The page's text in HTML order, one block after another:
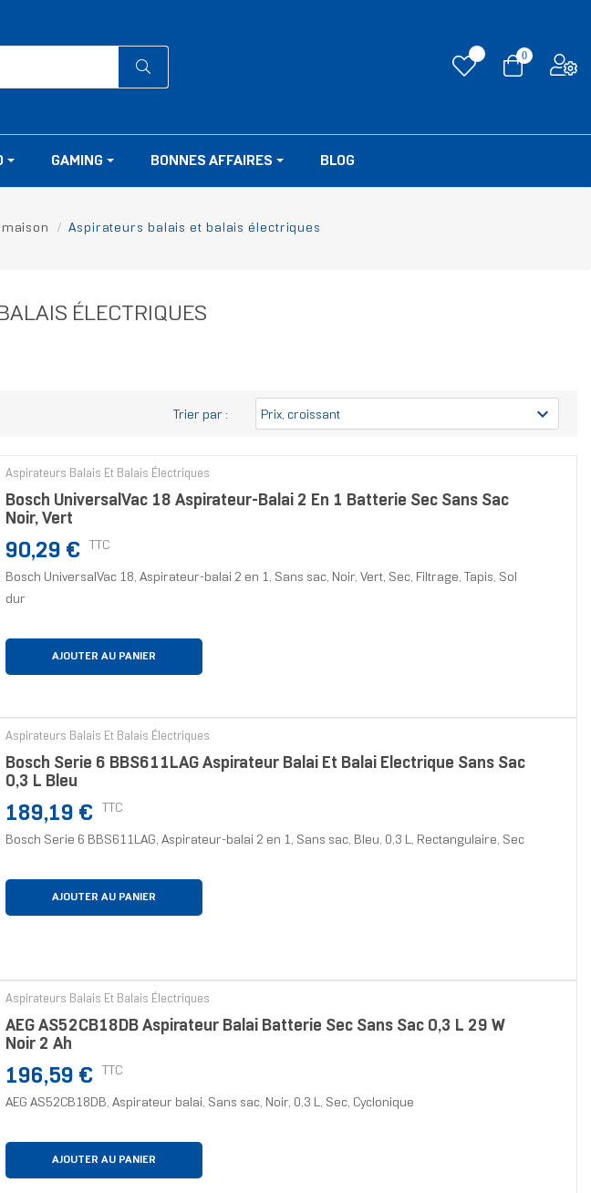
0
GAMING BONNES AFFAIRES BLOG
Aspirateurs balais et balais électriques
ÉLECTRIQUES
Trier par : Prix, croissant expand_more
Aspirateurs Balais Et Balais Électriques
Bosch UniversalVac 18 Aspirateur-Balai 2 En 1 Batterie Sec Sans Sac
Noir, Vert
Prix
90,29 € TTC
Bosch UniversalVac 18, Aspirateur-balai 2 en 1, Sans sac, Noir, Vert, Sec, Filtrage, Tapis, Sol
dur
AJOUTER AU PANIER
Aspirateurs Balais Et Balais Électriques
Bosch Serie 6 BBS611LAG Aspirateur Balai Et Balai Électrique Sans Sac
0,3 L Bleu
Prix
189,19 € TTC
Bosch Serie 6 BBS611LAG, Aspirateur-balai 2 en 1, Sans sac, Bleu, 0,3 L, Rectangulaire, Sec
AJOUTER AU PANIER
Aspirateurs Balais Et Balais Électriques
AEG AS52CB18DB Aspirateur Balai Batterie Sec Sans Sac 0,3 L 29 W
Noir 2 Ah
Prix
196,59 € TTC
AEG AS52CB18DB, Aspirateur balai, Sans sac, Noir, 0,3 L, Sec, Cyclonique
AJOUTER AU PANIER